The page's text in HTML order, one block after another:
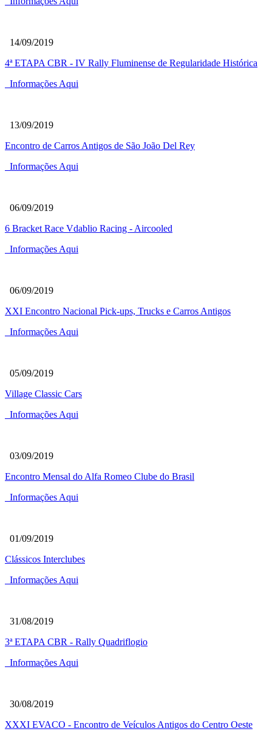
14/09/2019
4ª ETAPA CBR - IV Rally Fluminense de Regularidade Histórica
Informações Aqui
13/09/2019
Encontro de Carros Antigos de São João Del Rey
Informações Aqui
06/09/2019
6 Bracket Race Vdablio Racing - Aircooled
Informações Aqui
06/09/2019
XXI Encontro Nacional Pick-ups, Trucks e Carros Antigos
Informações Aqui
05/09/2019
Village Classic Cars
Informações Aqui
03/09/2019
Encontro Mensal do Alfa Romeo Clube do Brasil
Informações Aqui
01/09/2019
Clássicos Interclubes
Informações Aqui
31/08/2019
3ª ETAPA CBR - Rally Quadriflogio
Informações Aqui
30/08/2019
XXXI EVACO - Encontro de Veículos Antigos do Centro Oeste